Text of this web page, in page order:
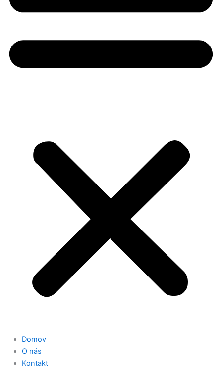
Domov
O nás
Kontakt